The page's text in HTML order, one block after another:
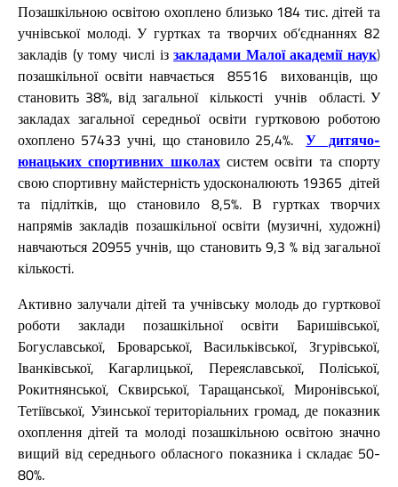
Позашкільною освітою охоплено близько 184 тис. дітей та
учнівської молоді. У гуртках та творчих об’єднаннях 82
закладів (у тому числі із закладами Малої академії наук)
позашкільної освіти навчається 85516 вихованців, що
становить 38%, від загальної кількості учнів області. У
закладах загальної середньої освіти гуртковою роботою
охоплено 57433 учні, що становило 25,4%. У дитячо-
юнацьких спортивних школахсистем освіти та спорту
свою спортивну майстерність удосконалюють 19365 дітей
та підлітків, що становило 8,5%. В гуртках творчих
напрямів закладів позашкільної освіти (музичні, художні)
навчаються 20955 учнів, що становить 9,3 % від загальної
кількості.
Активно залучали дітей та учнівську молодь до гурткової
роботи заклади позашкільної освіти Баришівської,
Богуславської, Броварської, Васильківської, Згурівської,
Іванківської, Кагарлицької, Переяславської, Поліської,
Рокитнянської, Сквирської, Таращанської, Миронівської,
Тетіївської, Узинської територіальних громад, де показник
охоплення дітей та молоді позашкільною освітою значно
вищий від середнього обласного показника і складає 50-
80%.